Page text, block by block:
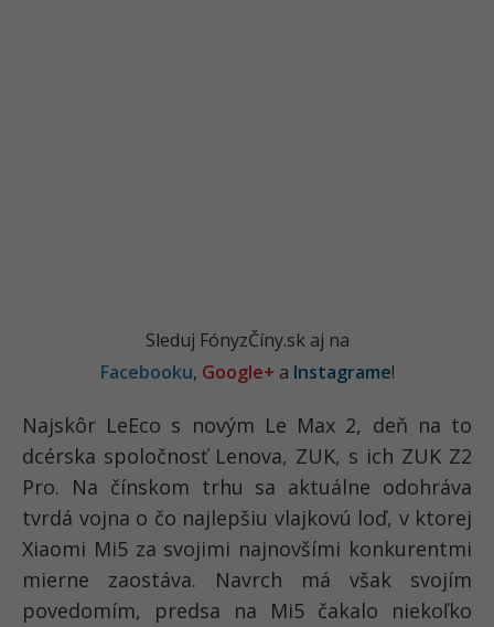
Sleduj FónyzČíny.sk aj na
Facebooku, Google+ a Instagrame!
Najskôr LeEco s novým Le Max 2, deň na to
dcérska spoločnosť Lenova, ZUK, s ich ZUK Z2
Pro. Na čínskom trhu sa aktuálne odohráva
tvrdá vojna o čo najlepšiu vlajkovú loď, v ktorej
Xiaomi Mi5 za svojimi najnovšími konkurentmi
mierne zaostáva. Navrch má však svojím
povedomím, predsa na Mi5 čakalo niekoľko